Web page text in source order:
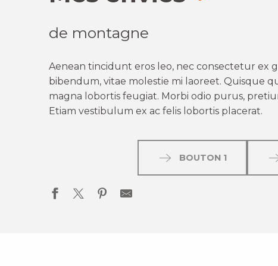
de montagne
Aenean tincidunt eros leo, nec consectetur ex
bibendum, vitae molestie mi laoreet. Quisque
magna lobortis feugiat. Morbi odio purus,
Etiam vestibulum ex ac felis lobortis placerat.
BOUTON 1